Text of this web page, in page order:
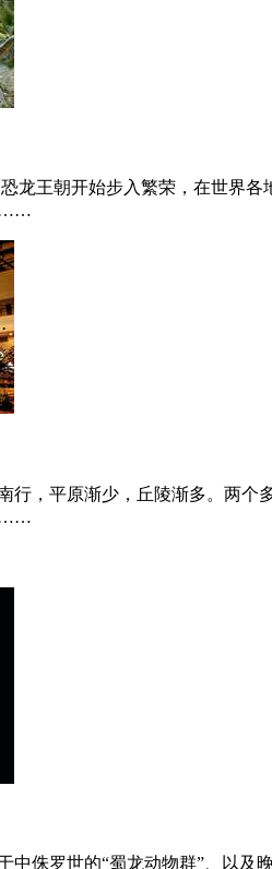
龙王朝开始步入繁荣，在世界
……
行，平原渐少，丘陵渐多。两
……
中侏罗世的“蜀龙动物群”、以